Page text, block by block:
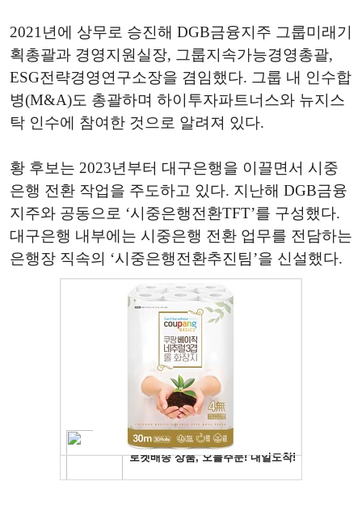
2021년에 상무로 승진해 DGB금융지주 그룹미래기
획총괄과 경영지원실장, 그룹지속가능경영총괄,
ESG전략경영연구소장을 겸임했다. 그룹 내 인수합
병(M&A)도 총괄하며 하이투자파트너스와 뉴지스
탁 인수에 참여한 것으로 알려져 있다.
황 후보는 2023년부터 대구은행을 이끌면서 시중
은행 전환 작업을 주도하고 있다. 지난해 DGB금융
지주와 공동으로 ‘시중은행전환TFT’를 구성했다.
대구은행 내부에는 시중은행 전환 업무를 전담하는
은행장 직속의 ‘시중은행전환추진팀’을 신설했다.